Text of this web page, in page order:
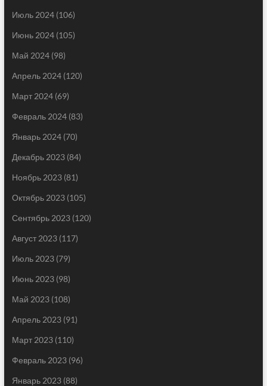
Июль 2024(106)
Июнь 2024(105)
Май 2024(98)
Апрель 2024(120)
Март 2024(69)
Февраль 2024(83)
Январь 2024(70)
Декабрь 2023(84)
Ноябрь 2023(81)
Октябрь 2023(105)
Сентябрь 2023(120)
Август 2023(117)
Июль 2023(79)
Июнь 2023(98)
Май 2023(108)
Апрель 2023(91)
Март 2023(110)
Февраль 2023(96)
Январь 2023(88)